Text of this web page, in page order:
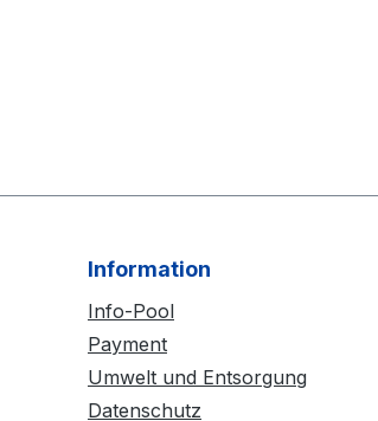
Information
Info-Pool
Payment
Umwelt und Entsorgung
Datenschutz